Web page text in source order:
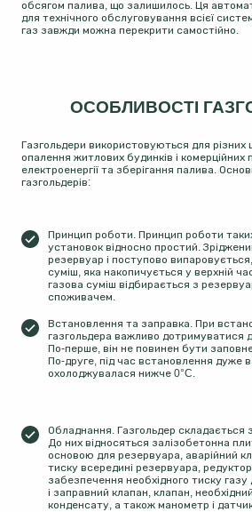
обсягом палива, що залишилось. Ця
для технічного обслуговування всієї
газ завжди можна перекрити самостійно.
ОСОБЛИВОСТІ
Газгольдери використовуються для різних
опалення житлових будинків і
електроенергії та зберігання палива.
газгольдерів:
Принцип роботи. Принцип роботи
установок відносно простий.
резервуар і поступово
суміш, яка накопичується у верхній
газова суміш відбирається з
споживачем.
Встановлення та заправка. При
газгольдера важливо дотримуватися
По-перше, він не повинен бути
По-друге, під час встановлення дуже
охолоджувалася нижче 0°C.
Обладнання. Газгольдер складається
До них відносяться залізобетонна
основою для резервуара, аварійний
тиску всередині резервуара,
забезпечення необхідного тиску
і заправний клапан, клапан,
конденсату, а також манометр і